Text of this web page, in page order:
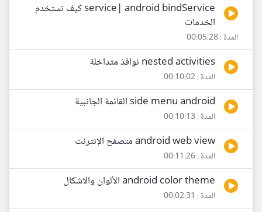
service| android bindService كيف تستخدم
الخدمات
المدة : 00:05:28
nested activities نوافذ متداخلة
المدة : 00:10:02
side menu android القائمة الجانبية
المدة : 00:10:13
android web view متصفح الإنترنت
المدة : 00:11:26
android color theme الألوان والاشكال
المدة : 00:02:31